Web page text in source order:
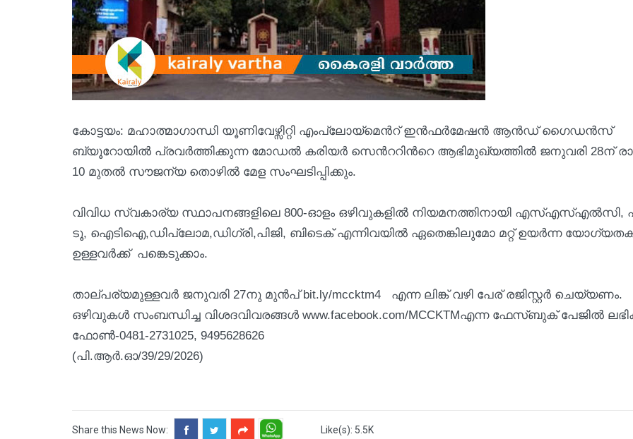
കോട്ടയം: മഹാത്മാഗാന്ധി യൂണിവേഴ്സിറ്റി എംപ്ലോയ്മെന്‍റ് ഇന്‍ഫര്‍മേഷന്‍ ആന്‍ഡ് ഗൈഡന്‍സ്
ബ്യൂറോയില്‍ പ്രവര്‍ത്തിക്കുന്ന മോഡല്‍ കരിയര്‍ സെന്‍ററിന്‍റെ ആഭിമുഖ്യത്തില്‍ ജനുവരി 28ന്
10 മുതല്‍ സൗജന്യ തൊഴില്‍ മേള സംഘടിപ്പിക്കും.
വിവിധ സ്വകാര്യ സ്ഥാപനങ്ങളിലെ 800-ഓളം ഒഴിവുകളില്‍ നിയമനത്തിനായി
ടൂ, ഐടിഐ,ഡിപ്ലോമ,ഡിഗ്രി,പിജി, ബിടെക് എന്നിവയില്‍ ഏതെങ്കിലുമോ മറ്റ് ഉയര്‍ന്ന
ഉള്ളവര്‍ക്ക് പങ്കെടുക്കാം.
താല്പര്യമുള്ളവര്‍ ജനുവരി 27നു മുന്‍പ് bit.ly/mccktm4 എന്ന ലിങ്ക് വഴി പേര് രജിസ്റ്റര്‍ ചെയ്യണം.
ഒഴിവുകള്‍ സംബന്ധിച്ച വിശദവിവരങ്ങള്‍ www.facebook.com/MCCKTMഎന്ന ഫേസ്ബുക് പേജില്‍
ഫോണ്‍-0481-2731025, 9495628626
(പി.ആര്‍.ഓ/39/29/2026)
Share this News Now: Like(s): 5.5K